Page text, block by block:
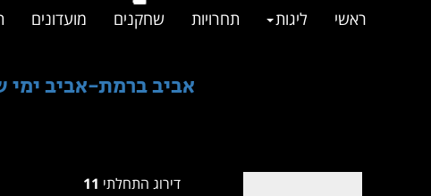
ראשי ליגות תחרויות שחקנים מועדונים
אביב ברמת-אביב ימי שלישי
דירוג התחלתי